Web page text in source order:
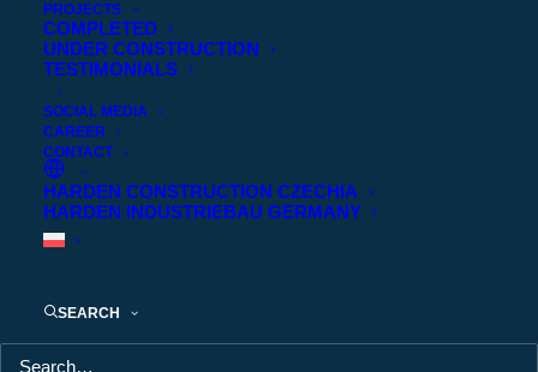
PROJECTS
COMPLETED
UNDER CONSTRUCTION
TESTIMONIALS
SOCIAL MEDIA
CAREER
CONTACT
HARDEN CONSTRUCTION CZECHIA
HARDEN INDUSTRIEBAU GERMANY
SEARCH
Pełna klauzula informacyjna dla
kandydatów na umowie o pracę
siedzibą w Warszawie, Rondo Daszyńskiego 1, 00-